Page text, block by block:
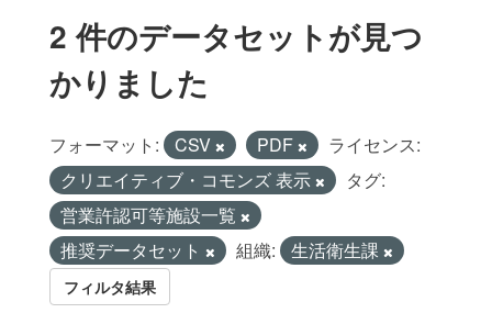
2 件のデータセットが見つ
かりました
フォーマット: CSV PDF
ライセンス:
クリエイティブ・コモンズ 表示
タグ:
営業許認可等施設一覧
推奨データセット
組織: 生活衛生課
フィルタ結果